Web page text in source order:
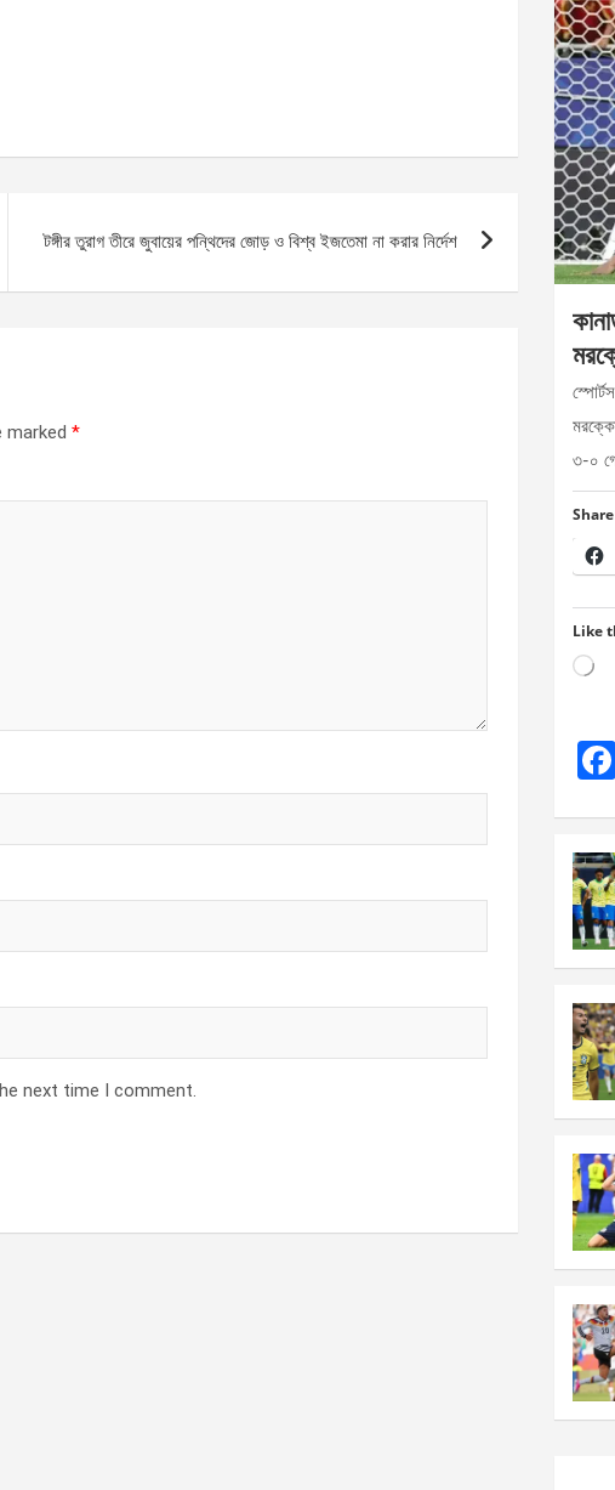
টঙ্গীর তুরাগ তীরে জুবায়ের পন্থিদের জোড় ও বিশ্ব ইজতেমা না করার নির্দেশ
marked *
next time I comment.
৩-০
Like